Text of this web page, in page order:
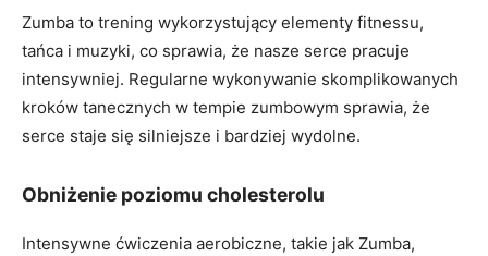
Zumba to trening wykorzystujący elementy fitnessu,
tańca i muzyki, co sprawia, że nasze serce pracuje
intensywniej. Regularne wykonywanie skomplikowanych
kroków tanecznych w tempie zumbowym sprawia, że
serce staje się silniejsze i bardziej wydolne.
Obniżenie poziomu cholesterolu
Intensywne ćwiczenia aerobiczne, takie jak Zumba,